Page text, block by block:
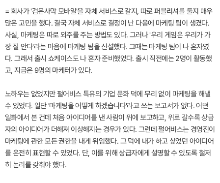
= 회사가 '검은사막 모바일'을 자체 서비스로 갈지, 따로 퍼블리셔를 둘지 매우
많은 고민을 했다. 결국 자체 서비스로 결정이 난 다음에 마케팅 팀이 생겼다.
사실, 마케팅은 따로 외주를 주는 방법도 있다. 그러나 '우리 게임은 우리가 가
장 잘 안다'라는 마음에 마케팅 팀을 신설했다. 그때는 마케팅 팀이 나 혼자였
다. 그래서 출시 쇼케이스도 나 혼자 준비했었다. 출시 직전에는 2명이 활동했
고, 지금은 9명의 마케터가 있다.
노하우는 없었지만 펄어비스 특유의 기업 문화 덕에 무리 없이 마케팅을 해낼
수 있었다. 일단 '마케팅을 어떻게 하겠습니다'라고 쓰는 보고서가 없다. 어떤
일화에서 본 건데 처음 아이디어를 낸 사람이 위에 보고하고, 위로 갈수록 상급
자의 아이디어가 더해져 이상해지는 경우가 있다. 그런데 펄어비스는 경영진이
마케팅에 관한 모든 권한을 내게 위임했다. 그 덕에 내가 하고 싶었던 아이디어
를 온전히 표현할 수 있었다. 단, 이를 위해 상급자에게 설명할 수 있도록 철저
히 논리를 갖춰야 했다.